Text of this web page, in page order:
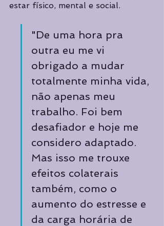
estar físico, mental e social.
"De uma hora pra
outra eu me vi
obrigado a mudar
totalmente minha vida,
não apenas meu
trabalho. Foi bem
desafiador e hoje me
considero adaptado.
Mas isso me trouxe
efeitos colaterais
também, como o
aumento do estresse e
da carga horária de